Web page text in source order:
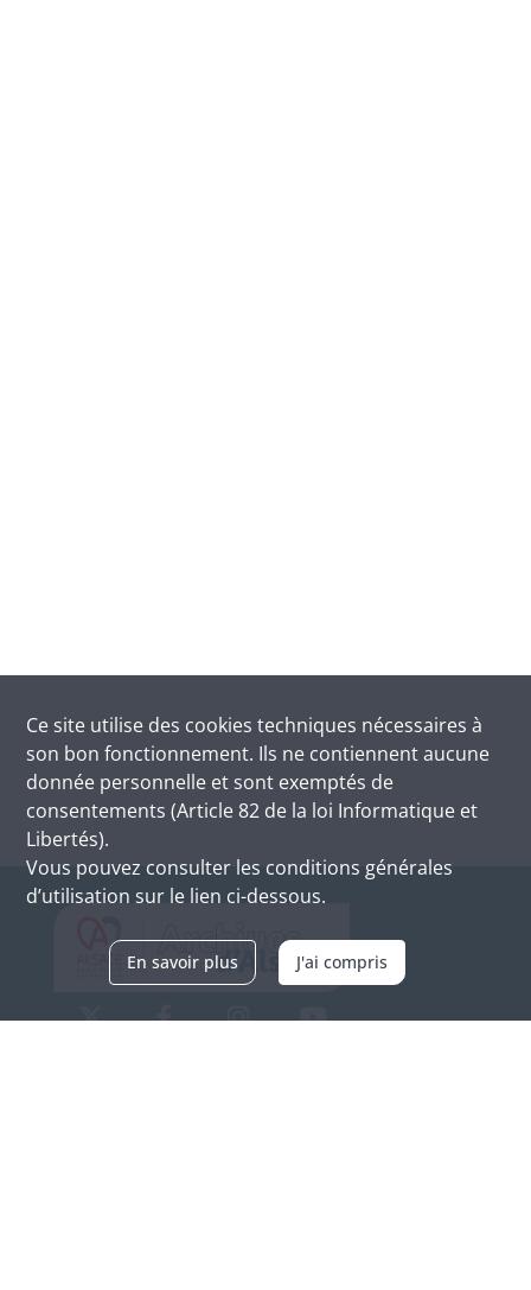
Ce site utilise des cookies techniques nécessaires à
son bon fonctionnement. Ils ne contiennent aucune
donnée personnelle et sont exemptés de
consentements (Article 82 de la loi Informatique et
Libertés).
Vous pouvez consulter les conditions générales
d’utilisation sur le lien ci-dessous.
En savoir plus J'ai compris